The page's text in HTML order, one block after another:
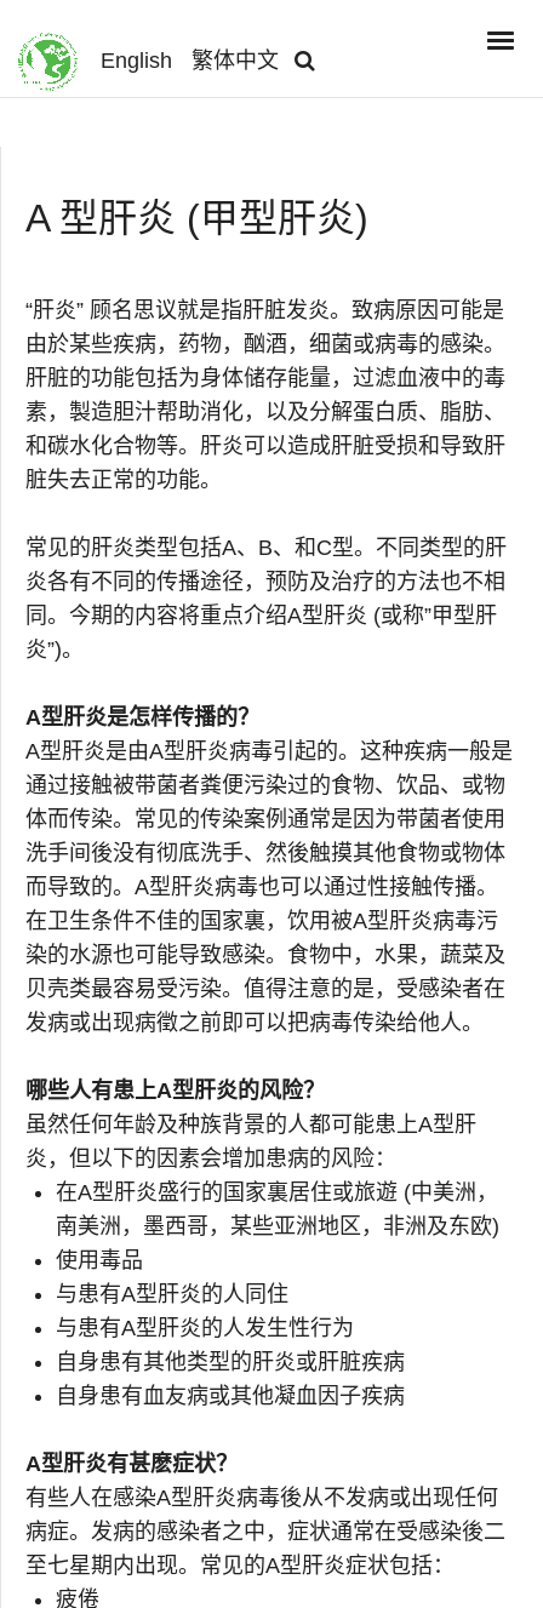
English 繁体中文
A 型肝炎 (甲型肝炎)
“肝炎” 顾名思议就是指肝脏发炎。致病原因可能是
由於某些疾病，药物，酗酒，细菌或病毒的感染。
肝脏的功能包括为身体储存能量，过滤血液中的毒
素，製造胆汁帮助消化，以及分解蛋白质、脂肪、
和碳水化合物等。肝炎可以造成肝脏受损和导致肝
脏失去正常的功能。
常见的肝炎类型包括A、B、和C型。不同类型的肝
炎各有不同的传播途径，预防及治疗的方法也不相
同。今期的内容将重点介绍A型肝炎 (或称”甲型肝
炎”)。
A型肝炎是怎样传播的？
A型肝炎是由A型肝炎病毒引起的。这种疾病一般是
通过接触被带菌者粪便污染过的食物、饮品、或物
体而传染。常见的传染案例通常是因为带菌者使用
洗手间後没有彻底洗手、然後触摸其他食物或物体
而导致的。A型肝炎病毒也可以通过性接触传播。
在卫生条件不佳的国家裏，饮用被A型肝炎病毒污
染的水源也可能导致感染。食物中，水果，蔬菜及
贝壳类最容易受污染。值得注意的是，受感染者在
发病或出现病徵之前即可以把病毒传染给他人。
哪些人有患上A型肝炎的风险？
虽然任何年龄及种族背景的人都可能患上A型肝
炎，但以下的因素会增加患病的风险：
在A型肝炎盛行的国家裏居住或旅遊 (中美洲，
南美洲，墨西哥，某些亚洲地区，非洲及东欧)
使用毒品
与患有A型肝炎的人同住
与患有A型肝炎的人发生性行为
自身患有其他类型的肝炎或肝脏疾病
自身患有血友病或其他凝血因子疾病
A型肝炎有甚麽症状？
有些人在感染A型肝炎病毒後从不发病或出现任何
病症。发病的感染者之中，症状通常在受感染後二
至七星期内出现。常见的A型肝炎症状包括：
疲倦